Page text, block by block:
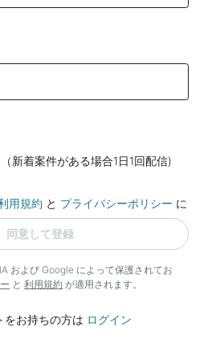
新着案件がある場合1日1回配信)
用規約 と プライバシーポリシー に
同意して登録
および Google によって保護されてお
と 利用規約 が適用されます。
をお持ちの方は ログイン